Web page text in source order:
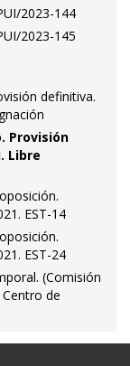
2023-144
2023-145
definitiva.
Provisión
Libre
EST-14
EST-24
(Comisión
de